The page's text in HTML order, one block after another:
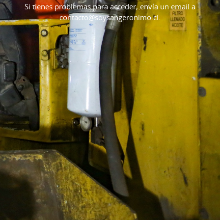
Si tienes problemas para acceder, envía un email a
contacto@soysangeronimo.cl.